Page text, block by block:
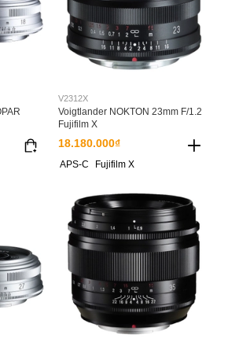
V2312X
Voigtlander NOKTON 23mm F/1.2
Fujifilm X
18.180.000₫
APS-C Fujifilm X